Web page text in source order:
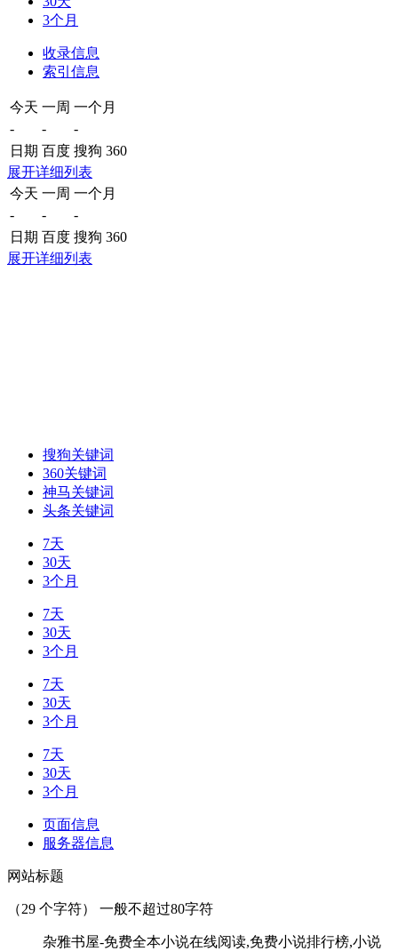
3个月
收录信息
索引信息
今天 一周 一个月
-
-
-
日期 百度 搜狗 360
展开详细列表
今天 一周 一个月
-
-
-
日期 百度 搜狗 360
展开详细列表
搜狗关键词
360关键词
神马关键词
头条关键词
7天
30天
3个月
7天
30天
3个月
7天
30天
3个月
7天
30天
3个月
页面信息
服务器信息
网站标题
（29 个字符） 一般不超过80字符
杂雅书屋-免费全本小说在线阅读,免费小说排行榜,小说